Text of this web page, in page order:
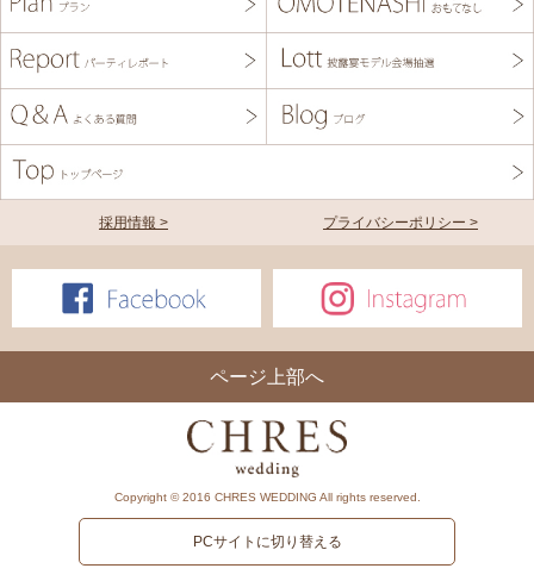
採用情報 > プライバシーポリシー >
ページ上部へ
Copyright © 2016 CHRES WEDDING All rights reserved.
PCサイトに切り替える